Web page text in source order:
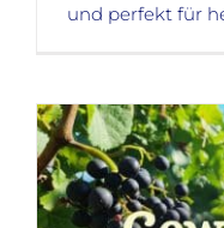
und perfekt für